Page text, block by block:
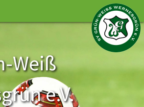
Weiß
e.V.